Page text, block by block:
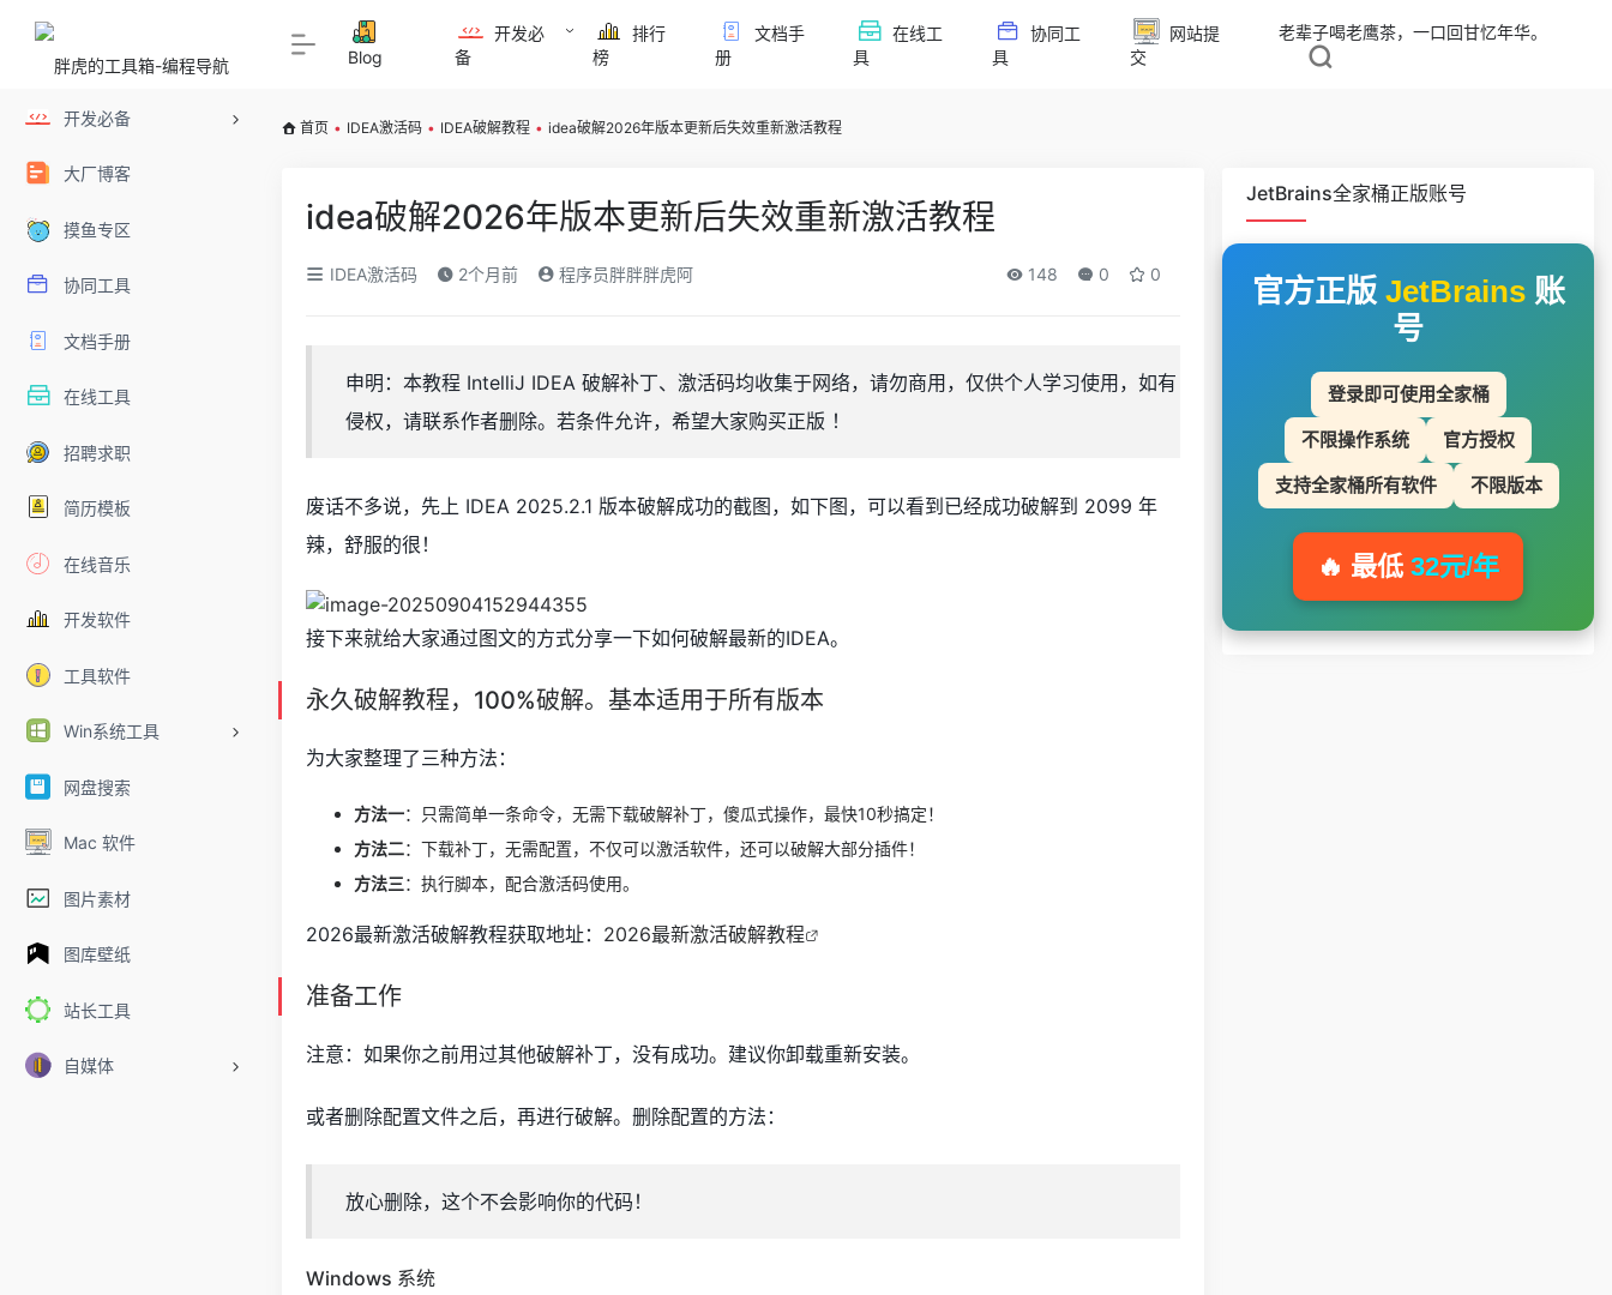
开发必备
大厂博客
摸鱼专区
协同工具
文档手册
在线工具
招聘求职
简历模板
在线音乐
开发软件
工具软件
Win系统工具
网盘搜索
Mac 软件
图片素材
图库壁纸
站长工具
自媒体
Blog
开发必
备
排行
榜
文档手
册
在线工
具
协同工
具
网站提
交
老辈子喝老鹰茶，一口回甘忆年华。
首页 • IDEA激活码 • IDEA破解教程 • idea破解2026年版本更新后失效重新激活教程
idea破解2026年版本更新后失效重新激活教程
IDEA激活码 2个月前 程序员胖胖胖虎阿 148 0 0
申明：本教程 IntelliJ IDEA 破解补丁、激活码均收集于网络，请勿商用，仅供个人学习使用，如有
侵权，请联系作者删除。若条件允许，希望大家购买正版 ！
废话不多说，先上 IDEA 2025.2.1 版本破解成功的截图，如下图，可以看到已经成功破解到 2099 年
辣，舒服的很！
接下来就给大家通过图文的方式分享一下如何破解最新的IDEA。
永久破解教程，100%破解。基本适用于所有版本
为大家整理了三种方法：
方法一：只需简单一条命令，无需下载破解补丁，傻瓜式操作，最快10秒搞定！
方法二：下载补丁，无需配置，不仅可以激活软件，还可以破解大部分插件！
方法三：执行脚本，配合激活码使用。
2026最新激活破解教程获取地址： 2026最新激活破解教程
准备工作
注意：如果你之前用过其他破解补丁，没有成功。建议你卸载重新安装。
或者删除配置文件之后，再进行破解。删除配置的方法：
放心删除，这个不会影响你的代码！
Windows 系统
JetBrains全家桶正版账号
官方正版 JetBrains账
号
登录即可使用全家桶
不限操作系统 官方授权
支持全家桶所有软件 不限版本
🔥 最低 32元/年